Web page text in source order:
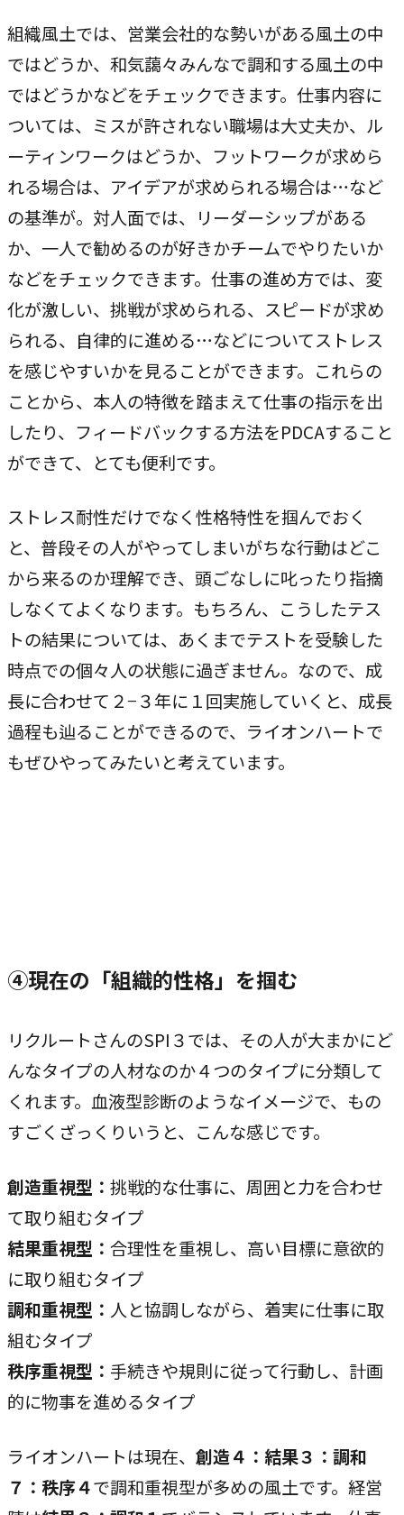
組織風土では、営業会社的な勢いがある風土の中
ではどうか、和気藹々みんなで調和する風土の中
ではどうかなどをチェックできます。仕事内容に
ついては、ミスが許されない職場は大丈夫か、ル
ーティンワークはどうか、フットワークが求めら
れる場合は、アイデアが求められる場合は…など
の基準が。対人面では、リーダーシップがある
か、一人で勧めるのが好きかチームでやりたいか
などをチェックできます。仕事の進め方では、変
化が激しい、挑戦が求められる、スピードが求め
られる、自律的に進める…などについてストレス
を感じやすいかを見ることができます。これらの
ことから、本人の特徴を踏まえて仕事の指示を出
したり、フィードバックする方法をPDCAすること
ができて、とても便利です。
ストレス耐性だけでなく性格特性を掴んでおく
と、普段その人がやってしまいがちな行動はどこ
から来るのか理解でき、頭ごなしに叱ったり指摘
しなくてよくなります。もちろん、こうしたテス
トの結果については、あくまでテストを受験した
時点での個々人の状態に過ぎません。なので、成
長に合わせて２−３年に１回実施していくと、成長
過程も辿ることができるので、ライオンハートで
もぜひやってみたいと考えています。
④現在の「組織的性格」を掴む
リクルートさんのSPI３では、その人が大まかにど
んなタイプの人材なのか４つのタイプに分類して
くれます。血液型診断のようなイメージで、もの
すごくざっくりいうと、こんな感じです。
創造重視型： 挑戦的な仕事に、周囲と力を合わせ
て取り組むタイプ
結果重視型： 合理性を重視し、高い目標に意欲的
に取り組むタイプ
調和重視型： 人と協調しながら、着実に仕事に取
組むタイプ
秩序重視型： 手続きや規則に従って行動し、計画
的に物事を進めるタイプ
ライオンハートは現在、 創造４：結果３：調和
７：秩序４で調和重視型が多めの風土です。経営